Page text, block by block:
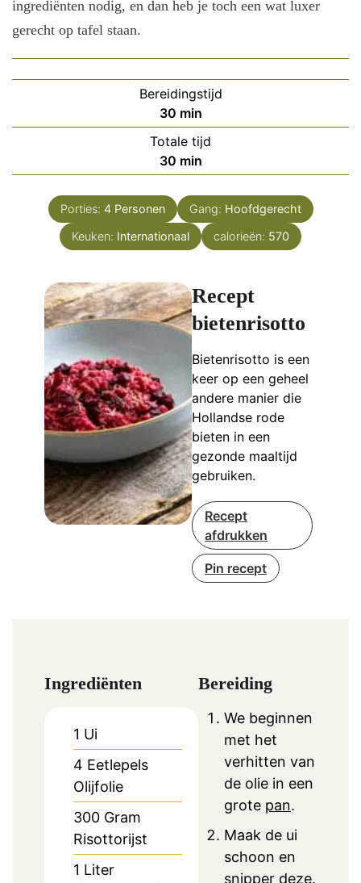
ingrediënten nodig, en dan heb je toch een wat luxer
gerecht op tafel staan.
Bereidingstijd
30minuten
min
Totale tijd
30minuten
min
Porties: 4 Personen Gang: Hoofdgerecht
Keuken: Internationaal calorieën: 570
Recept
bietenrisotto
Bietenrisotto is een
keer op een geheel
andere manier die
Hollandse rode
bieten in een
gezonde maaltijd
gebruiken.
Recept
afdrukken
Pin recept
Ingrediënten
1 Ui
4 Eetlepels
Olijfolie
300 Gram
Risottorijst
1 Liter
Bereiding
We beginnen
met het
verhitten van
de olie in een
grote pan.
Maak de ui
schoon en
snipper deze.